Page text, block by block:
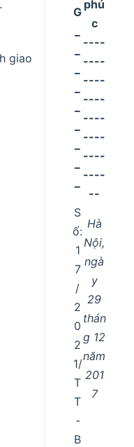
giao
G
S
ố:
1
7
/
2
0
2
1/
T
T
-
B
phú
c
----
----
----
----
----
----
----
----
--
Hà
Nội,
ngà
y
29
thán
g 12
năm
201
7